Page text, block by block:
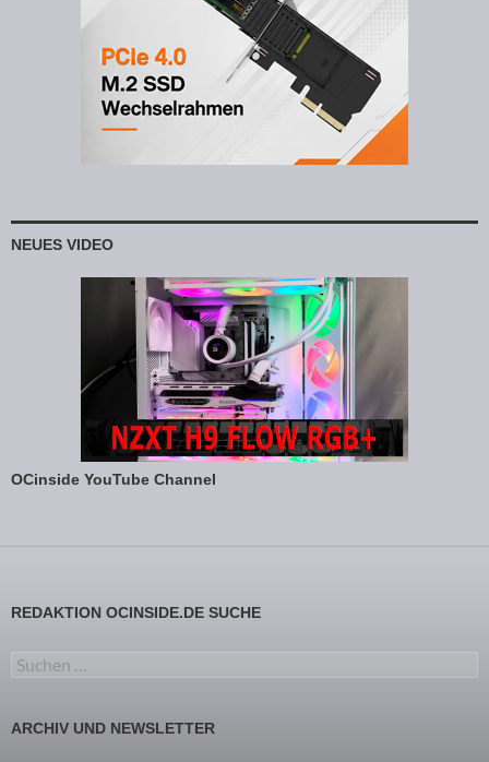
NEUES VIDEO
OCinside YouTube Channel
REDAKTION OCINSIDE.DE SUCHE
Suchen nach:
ARCHIV UND NEWSLETTER